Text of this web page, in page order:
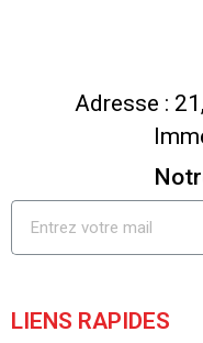
Adresse :
LIENS RAPIDES